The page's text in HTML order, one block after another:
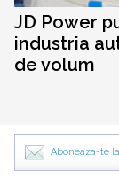
JD Power
industria
de volum
Aboneaza-te